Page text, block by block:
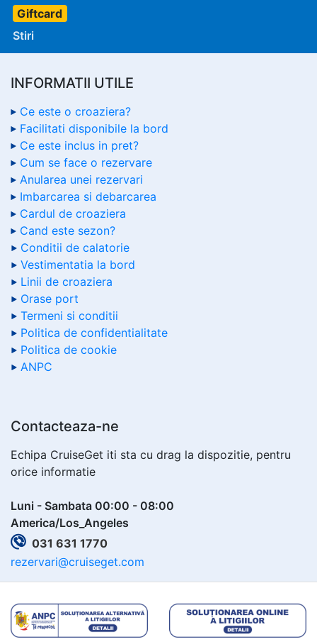
Giftcard
Stiri
INFORMATII UTILE
Ce este o croaziera?
Facilitati disponibile la bord
Ce este inclus in pret?
Cum se face o rezervare
Anularea unei rezervari
Imbarcarea si debarcarea
Cardul de croaziera
Cand este sezon?
Conditii de calatorie
Vestimentatia la bord
Linii de croaziera
Orase port
Termeni si conditii
Politica de confidentialitate
Politica de cookie
ANPC
Contacteaza-ne
Echipa CruiseGet iti sta cu drag la dispozitie, pentru
orice informatie
Luni - Sambata 00:00 - 08:00
America/Los_Angeles
031 631 1770
rezervari@cruiseget.com